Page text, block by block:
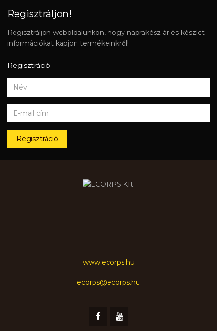
Regisztráljon!
Regisztráljon weboldalunkon, hogy naprakész ár és készlet
információkat kapjon termékeinkről!
Regisztráció
Regisztráció
www.ecorps.hu
ecorps@ecorps.hu